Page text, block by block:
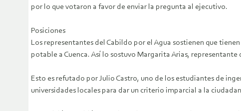
por lo que votaron a favor de enviar la pregunta al ejecutivo.
Posiciones
Los representantes del Cabildo por el Agua sostienen que
potable a Cuenca. Así lo sostuvo Margarita Arias, representante
Esto es refutado por Julio Castro, uno de los estudiantes de
universidades locales para dar un criterio imparcial a la